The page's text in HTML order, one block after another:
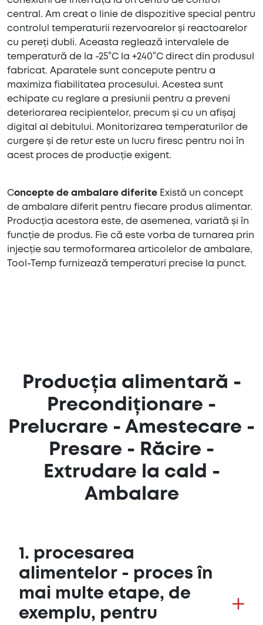
central. Am creat o linie de dispozitive special pentru
controlul temperaturii rezervoarelor și reactoarelor
cu pereți dubli. Aceasta reglează intervalele de
temperatură de la -25°C la +240°C direct din produsul
fabricat. Aparatele sunt concepute pentru a
maximiza fiabilitatea procesului. Acestea sunt
echipate cu reglare a presiunii pentru a preveni
deteriorarea recipientelor, precum și cu un afișaj
digital al debitului. Monitorizarea temperaturilor de
curgere și de retur este un lucru firesc pentru noi în
acest proces de producție exigent.
Concepte de ambalare diferite Există un concept
de ambalare diferit pentru fiecare produs alimentar.
Producția acestora este, de asemenea, variată și în
funcție de produs. Fie că este vorba de turnarea prin
injecție sau termoformarea articolelor de ambalare,
Tool-Temp furnizează temperaturi precise la punct.
Producția alimentară -
Precondiționare -
Prelucrare - Amestecare -
Presare - Răcire -
Extrudare la cald -
Ambalare
1. procesarea
alimentelor - proces în
mai multe etape, de
exemplu, pentru